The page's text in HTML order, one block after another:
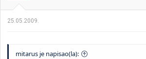
25.05.2009.
mitarus je napisao(la):